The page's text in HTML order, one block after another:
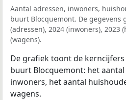
Aantal adressen, inwoners,
buurt Blocquemont. De gegevens
(adressen), 2024 (inwoners), 2023
(wagens).
De grafiek toont de kerncijfers
buurt Blocquemont: het
inwoners, het aantal
wagens.